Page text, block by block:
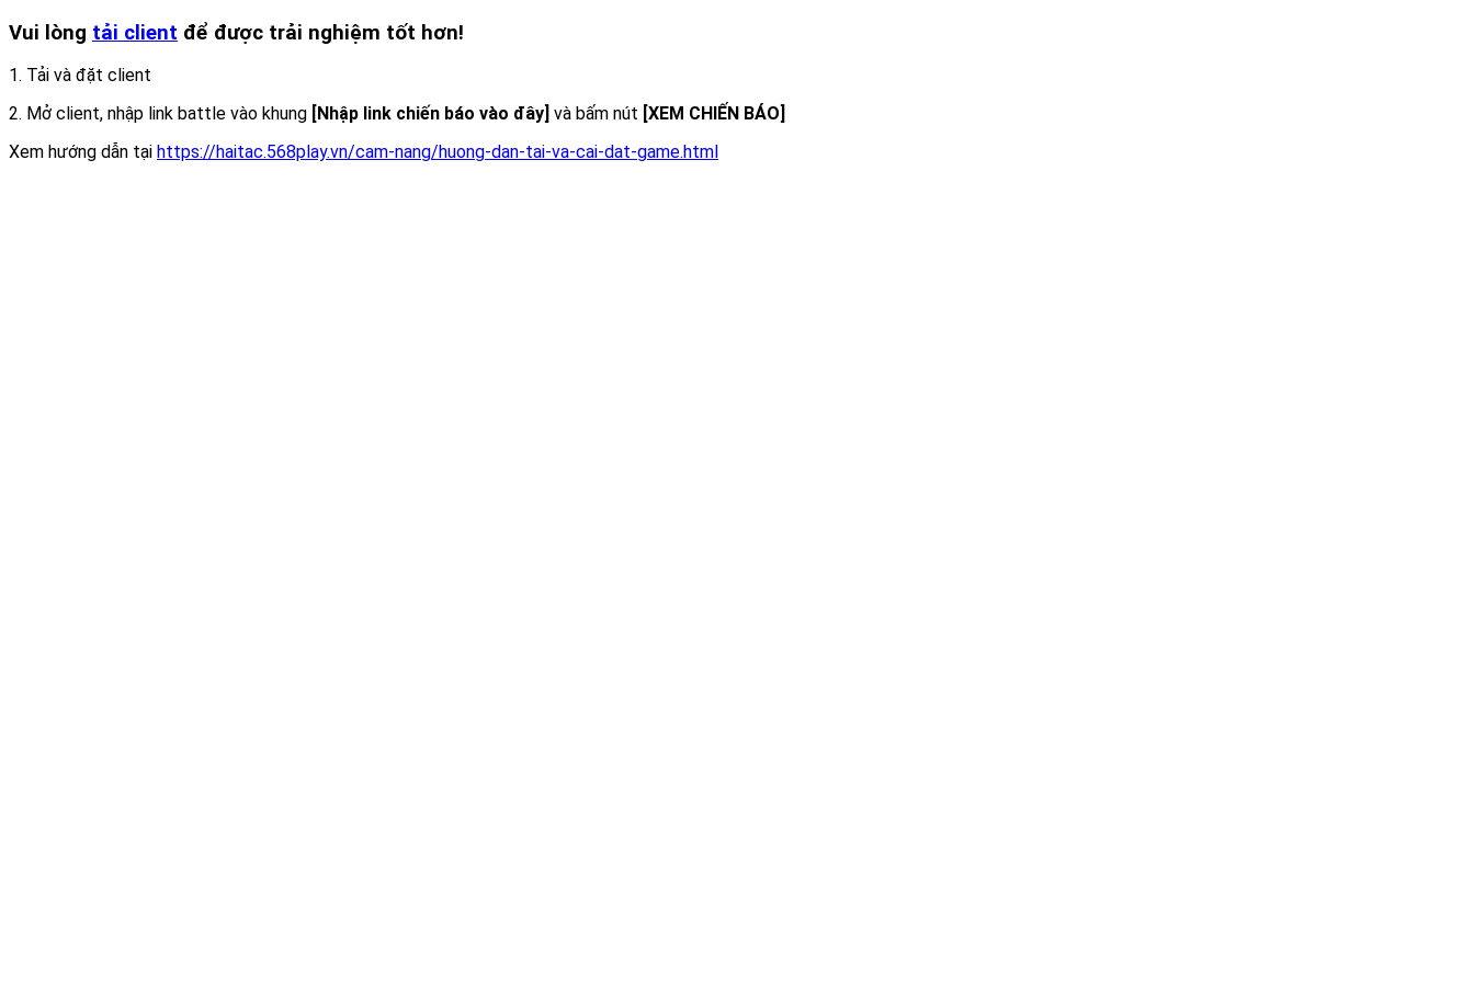
Vui lòng tải client để được trải nghiệm tốt hơn!
1. Tải và đặt client
2. Mở client, nhập link battle vào khung
[Nhập link chiến báo vào đây] và bấm nút [XEM CHIẾN BÁO]
Xem hướng dẫn tại https://haitac.568play.vn/cam-nang/huong-dan-tai-va-cai-dat-game.html